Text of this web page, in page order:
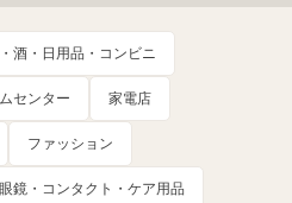
酒・日用品・コンビニ
センター 家電店
ファッション
眼鏡・コンタクト・ケア用品